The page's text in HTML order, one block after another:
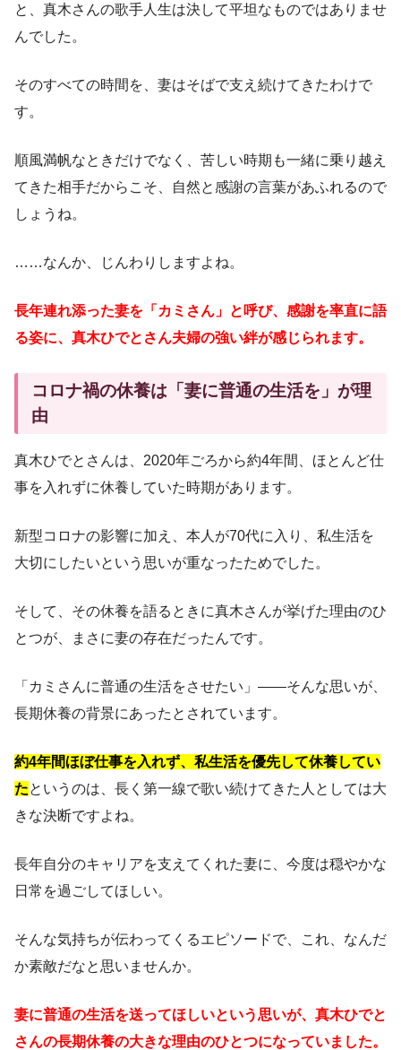
と、真木さんの歌手人生は決して平坦なものではありませ
んでした。
そのすべての時間を、妻はそばで支え続けてきたわけで
す。
順風満帆なときだけでなく、苦しい時期も一緒に乗り越え
てきた相手だからこそ、自然と感謝の言葉があふれるので
しょうね。
……なんか、じんわりしますよね。
長年連れ添った妻を「カミさん」と呼び、感謝を率直に語
る姿に、真木ひでとさん夫婦の強い絆が感じられます。
コロナ禍の休養は「妻に普通の生活を」が理
由
真木ひでとさんは、2020年ごろから約4年間、ほとんど仕
事を入れずに休養していた時期があります。
新型コロナの影響に加え、本人が70代に入り、私生活を
大切にしたいという思いが重なったためでした。
そして、その休養を語るときに真木さんが挙げた理由のひ
とつが、まさに妻の存在だったんです。
「カミさんに普通の生活をさせたい」——そんな思いが、
長期休養の背景にあったとされています。
約4年間ほぼ仕事を入れず、私生活を優先して休養してい
たというのは、長く第一線で歌い続けてきた人としては大
きな決断ですよね。
長年自分のキャリアを支えてくれた妻に、今度は穏やかな
日常を過ごしてほしい。
そんな気持ちが伝わってくるエピソードで、これ、なんだ
か素敵だなと思いませんか。
妻に普通の生活を送ってほしいという思いが、真木ひでと
さんの長期休養の大きな理由のひとつになっていました。